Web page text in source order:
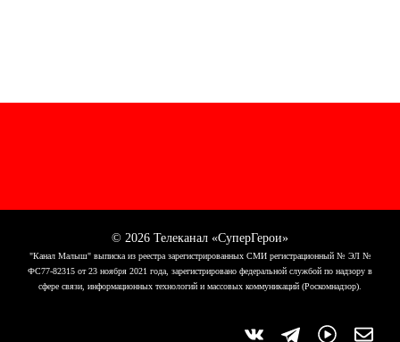
© 2026 Телеканал «СуперГерои»
"Канал Малыш" выписка из реестра зарегистрированных СМИ регистрационный № ЭЛ №
ФС77-82315 от 23 ноября 2021 года, зарегистрировано федеральной службой по надзору в
сфере связи, информационных технологий и массовых коммуникаций (Роскомнадзор).